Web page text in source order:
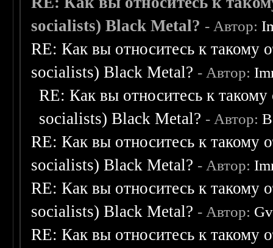
socialists) Black Metal? - Автор:
RE: Как вы относитесь к такому
socialists) Black Metal? - Автор:
RE: Как вы относитесь к
socialists) Black Metal? - Автор:
RE: Как вы относитесь к такому
socialists) Black Metal? - Автор:
RE: Как вы относитесь к такому
socialists) Black Metal? - Автор:
RE: Как вы относитесь к такому